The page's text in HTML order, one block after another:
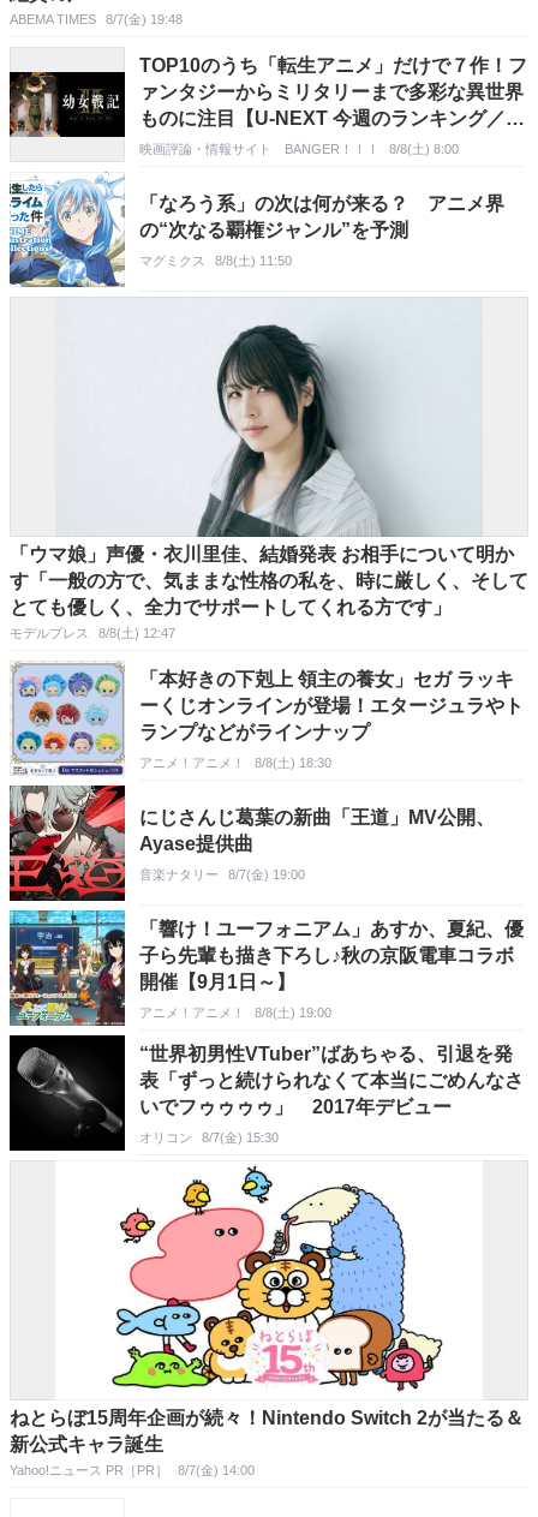
ABEMA TIMES 8/7(金) 19:48
TOP10のうち「転生アニメ」だけで７作！フ
ァンタジーからミリタリーまで多彩な異世界
ものに注目【U-NEXT 今週のランキング／
TVアニメ おすすめ ユーネクスト】
映画評論・情報サイト BANGER！！！ 8/8(土) 8:00
「なろう系」の次は何が来る？ アニメ界
の“次なる覇権ジャンル”を予測
マグミクス 8/8(土) 11:50
「ウマ娘」声優・衣川里佳、結婚発表 お相手について明か
す「一般の方で、気ままな性格の私を、時に厳しく、そして
とても優しく、全力でサポートしてくれる方です」
モデルプレス 8/8(土) 12:47
「本好きの下剋上 領主の養女」セガ ラッキ
ーくじオンラインが登場！エタージュラやト
ランプなどがラインナップ
アニメ！アニメ！ 8/8(土) 18:30
にじさんじ葛葉の新曲「王道」MV公開、
Ayase提供曲
音楽ナタリー 8/7(金) 19:00
「響け！ユーフォニアム」あすか、夏紀、優
子ら先輩も描き下ろし♪秋の京阪電車コラボ
開催【9月1日～】
アニメ！アニメ！ 8/8(土) 19:00
“世界初男性VTuber”ばあちゃる、引退を発
表「ずっと続けられなくて本当にごめんなさ
いでフゥゥゥゥ」 2017年デビュー
オリコン 8/7(金) 15:30
ねとらぼ15周年企画が続々！Nintendo Switch 2が当たる＆
新公式キャラ誕生
Yahoo!ニュース PR［PR］ 8/7(金) 14:00